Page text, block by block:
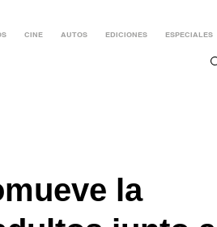
CINE AUTOS EDICIONES ESPECIALES
la